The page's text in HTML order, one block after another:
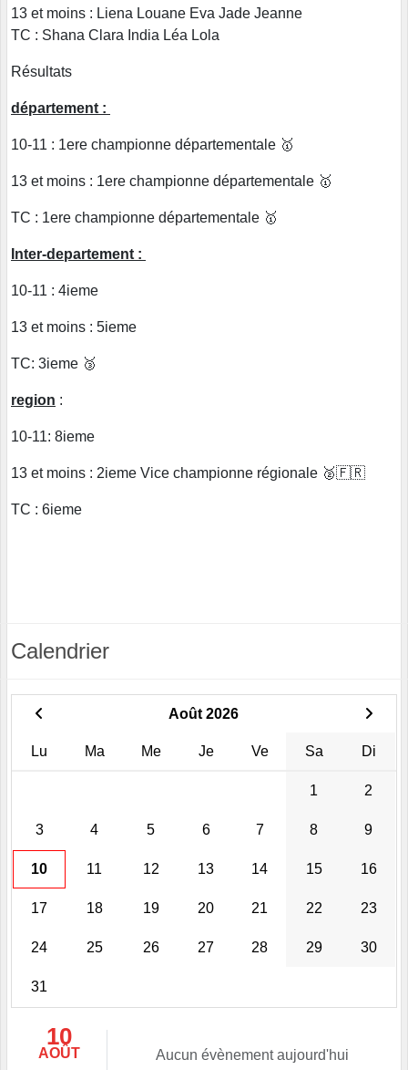
13 et moins : Liena Louane Eva Jade Jeanne
TC : Shana Clara India Léa Lola
Résultats
département :
10-11 : 1ere championne départementale 🥇
13 et moins : 1ere championne départementale 🥇
TC : 1ere championne départementale 🥇
Inter-departement :
10-11 : 4ieme
13 et moins : 5ieme
TC: 3ieme 🥉
region :
10-11: 8ieme
13 et moins : 2ieme Vice championne régionale 🥈🇫🇷
TC : 6ieme
Calendrier
Août 2026
Lu Ma Me Je Ve Sa Di
1 2
3 4 5 6 7 8 9
10 11 12 13 14 15 16
17 18 19 20 21 22 23
24 25 26 27 28 29 30
31
10
AOÛT Aucun évènement aujourd'hui